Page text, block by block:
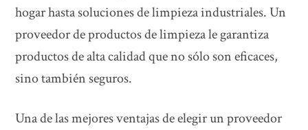
hogar hasta soluciones de limpieza industriales. Un
proveedor de productos de limpieza le garantiza
productos de alta calidad que no sólo son eficaces,
sino también seguros.
Una de las mejores ventajas de elegir un proveedor